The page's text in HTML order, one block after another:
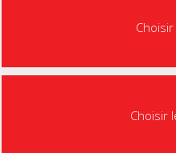
Choisir